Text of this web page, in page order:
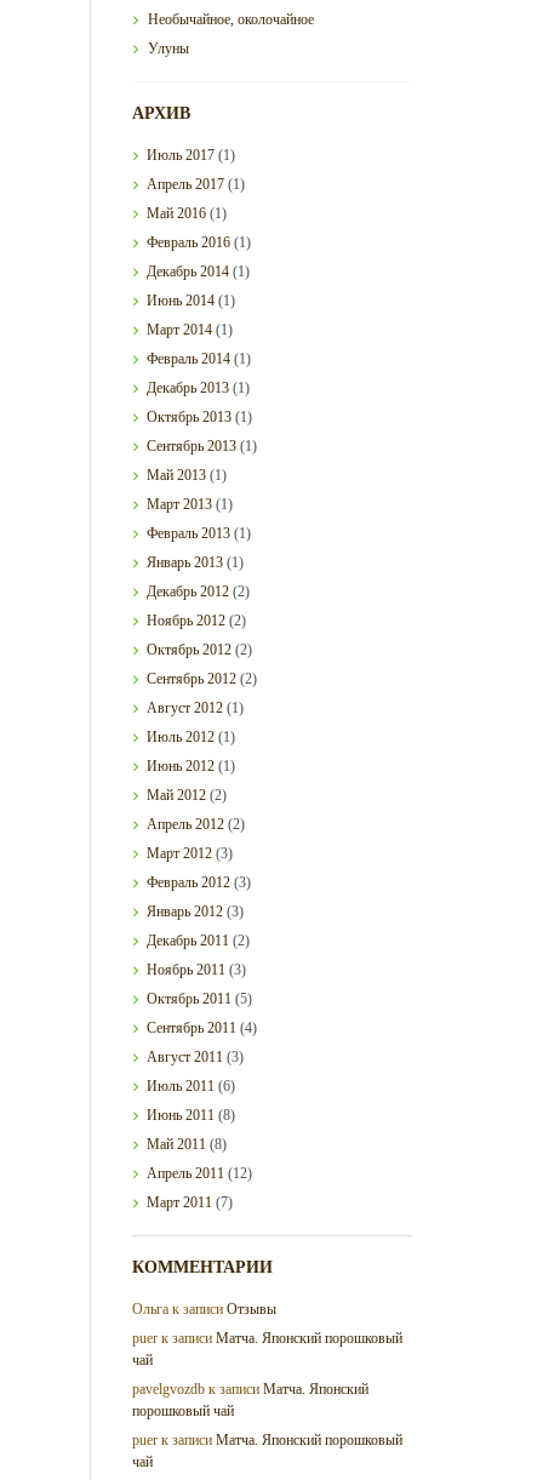
Необычайное, околочайное
Улуны
АРХИВ
Июль2017 (1)
Апрель2017 (1)
Май2016 (1)
Февраль2016 (1)
Декабрь2014 (1)
Июнь2014 (1)
Март2014 (1)
Февраль2014 (1)
Декабрь2013 (1)
Октябрь2013 (1)
Сентябрь2013 (1)
Май2013 (1)
Март2013 (1)
Февраль2013 (1)
Январь2013 (1)
Декабрь2012 (2)
Ноябрь2012 (2)
Октябрь2012 (2)
Сентябрь2012 (2)
Август2012 (1)
Июль2012 (1)
Июнь2012 (1)
Май2012 (2)
Апрель2012 (2)
Март2012 (3)
Февраль2012 (3)
Январь2012 (3)
Декабрь2011 (2)
Ноябрь2011 (3)
Октябрь2011 (5)
Сентябрь2011 (4)
Август2011 (3)
Июль2011 (6)
Июнь2011 (8)
Май2011 (8)
Апрель2011 (12)
Март2011 (7)
КОММЕНТАРИИ
Ольга к записиОтзывы
puer к записиМатча. Японский порошковый
чай
pavelgvozdb к записиМатча. Японский
порошковый чай
puer к записиМатча. Японский порошковый
чай